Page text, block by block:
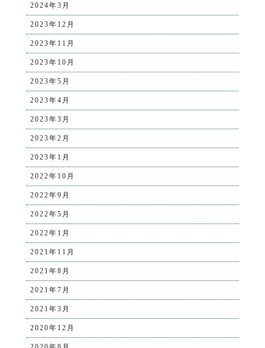
2024年3月
2023年12月
2023年11月
2023年10月
2023年5月
2023年4月
2023年3月
2023年2月
2023年1月
2022年10月
2022年9月
2022年5月
2022年1月
2021年11月
2021年8月
2021年7月
2021年3月
2020年12月